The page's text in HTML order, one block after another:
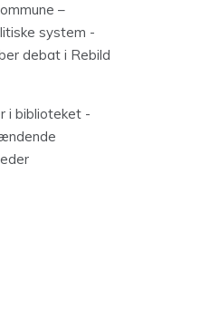
–
system -
debat i Rebild
i biblioteket -